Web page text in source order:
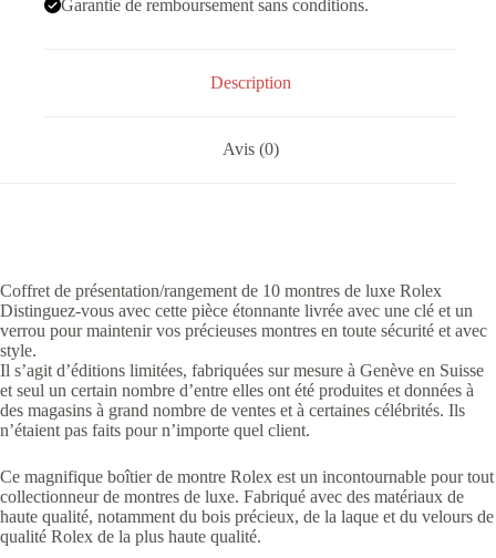
Garantie de remboursement sans conditions.
Description
Avis (0)
Coffret de présentation/rangement de 10 montres de luxe Rolex
Distinguez-vous avec cette pièce étonnante livrée avec une clé et un
verrou pour maintenir vos précieuses montres en toute sécurité et avec
style.
Il s’agit d’éditions limitées, fabriquées sur mesure à Genève en Suisse
et seul un certain nombre d’entre elles ont été produites et données à
des magasins à grand nombre de ventes et à certaines célébrités. Ils
n’étaient pas faits pour n’importe quel client.
Ce magnifique boîtier de montre Rolex est un incontournable pour tout
collectionneur de montres de luxe. Fabriqué avec des matériaux de
haute qualité, notamment du bois précieux, de la laque et du velours de
qualité Rolex de la plus haute qualité.